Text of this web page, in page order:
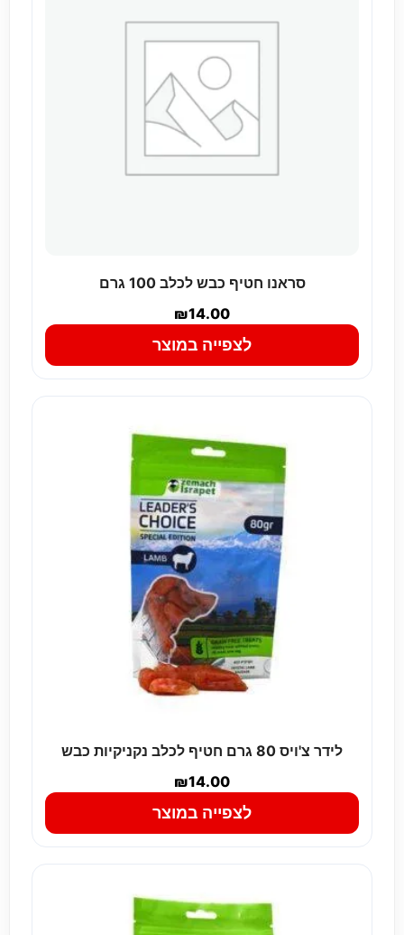
סראנו חטיף כבש לכלב 100 גרם
₪14.00
לצפייה במוצר
לידר צ'ויס 80 גרם חטיף לכלב נקניקיות כבש
₪14.00
לצפייה במוצר